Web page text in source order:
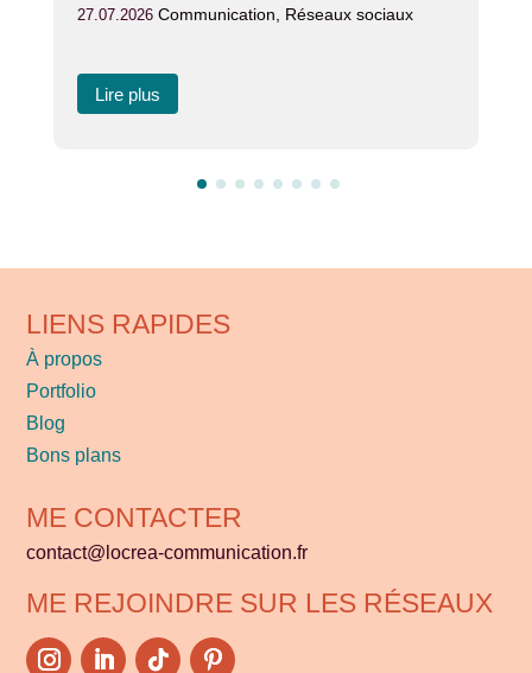
27.07.2026 Communication Réseaux sociaux
Lire plus
LIENS RAPIDES
À propos
Portfolio
Blog
Bons plans
ME CONTACTER
contact@locrea-communication.fr
ME REJOINDRE SUR LES RÉSEAUX